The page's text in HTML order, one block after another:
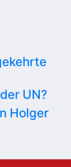
UN?
Holger